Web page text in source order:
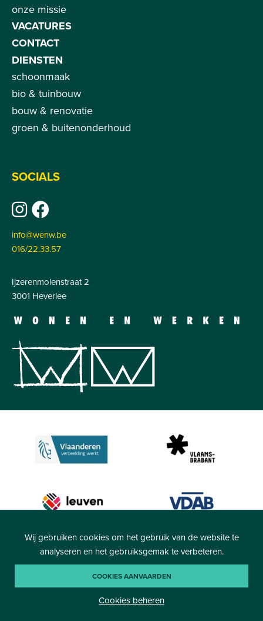
Wij gebruiken cookies om het gebruik van de website te
analyseren en het gebruiksgemak te verbeteren.
COOKIES AANVAARDEN
Cookies beheren
onze missie
VACATURES
CONTACT
DIENSTEN
schoonmaak
bio & tuinbouw
bouw & renovatie
groen & buitenonderhoud
SOCIALS
info@wenw.be
016/22.33.57
Ijzerenmolenstraat 2
3001 Heverlee